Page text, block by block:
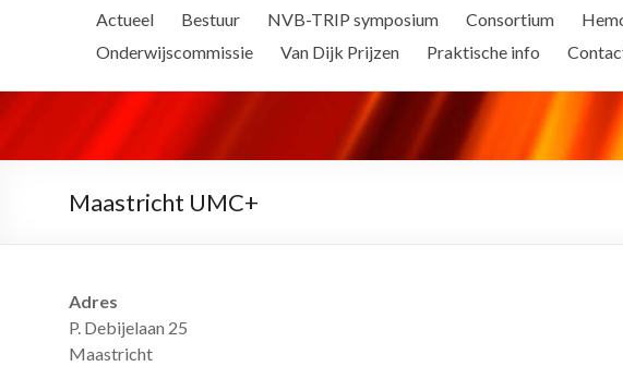
Actueel Bestuur NVB-TRIP symposium Consortium
Onderwijscommissie
Van Dijk Prijzen Praktische info
Maastricht UMC+
Adres
P. Debijelaan 25
Maastricht